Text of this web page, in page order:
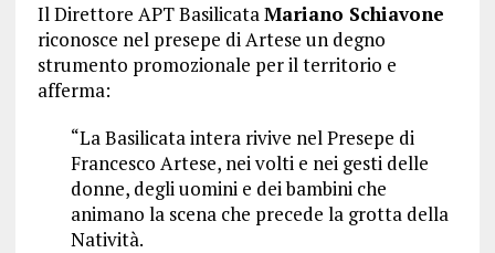
Il Direttore APT BasilicataMariano Schiavone
riconosce nel presepe di Artese un degno
strumento promozionale per il territorio e
afferma:
“La Basilicata intera rivive nel Presepe di
Francesco Artese, nei volti e nei gesti delle
donne, degli uomini e dei bambini che
animano la scena che precede la grotta della
Natività.